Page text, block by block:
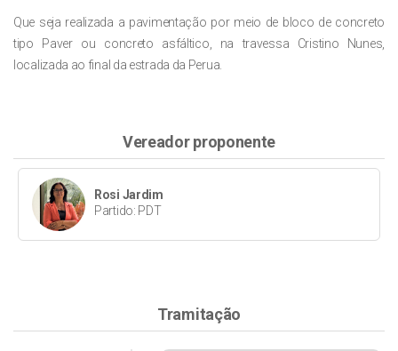
Que seja realizada a pavimentação por meio de bloco de concreto
tipo Paver ou concreto asfáltico, na travessa Cristino Nunes,
localizada ao final da estrada da Perua.
Vereador proponente
Rosi Jardim
Partido: PDT
Tramitação